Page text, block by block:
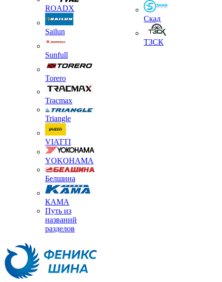
ROADX
Sailun
Sunfull
Torero
Tracmax
Triangle
VIATTI
YOKOHAMA
Белшина
КАМА
Путь из
названий
разделов
Скад
ТЗСК